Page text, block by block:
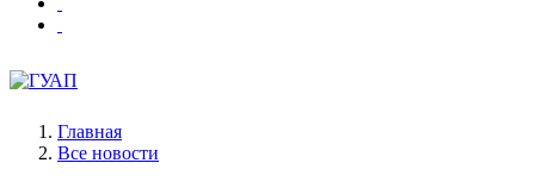
Главная
Все новости